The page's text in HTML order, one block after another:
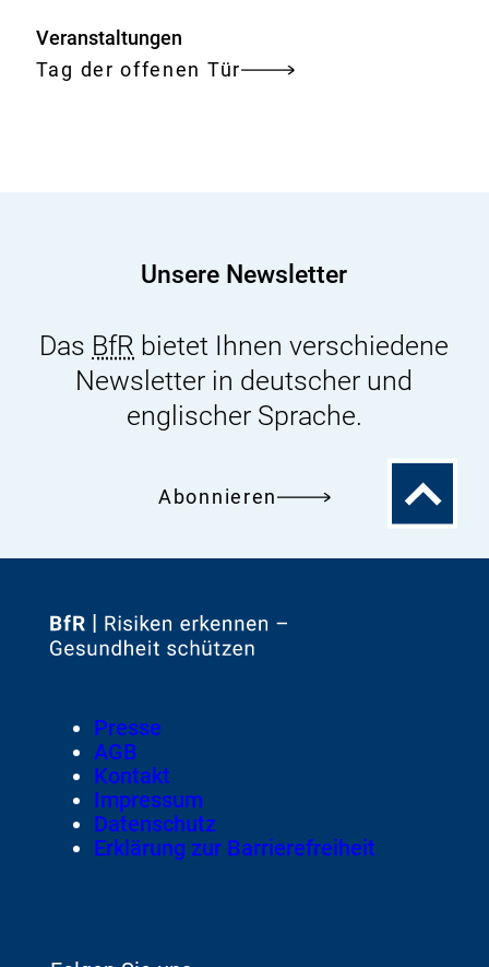
Veranstaltungen
Tag der offenen Tür
Unsere Newsletter
Das BfR bietet Ihnen verschiedene
Newsletter in deutscher und
englischer Sprache.
Abonnieren
Zum
Zur
Footer
Meta-
Navigation
Presse
AGB
Kontakt
Impressum
Datenschutz
Erklärung zur Barrierefreiheit